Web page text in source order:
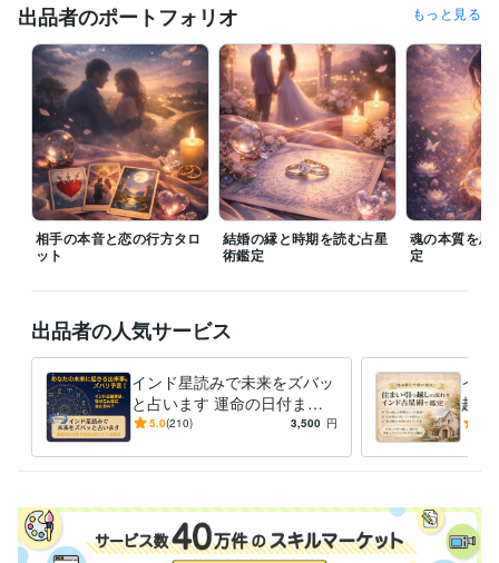
受賞歴
『復縁の教科書』サイトの占い記事を監修 「12星座×4血液型で解
読！当たる恋愛占い 相性診断大全」著 スピリチュアル記事連載（心
の整え方） 鑑定文の書き方と構成ワーク講座
資格・検定
メンタル心理カウンセラー 取得年 : 2023年
ビジネス・クリエイティブツール
STORES:2年Canva:4年
得意分野
要なメッセージをお届け インド星読みで未来をズバッと占います
出品者のポートフォリオ もっと見る
相手の本音と恋の行方タロ
ット
結婚の縁と時期を読む占星
術鑑定
魂の本質を思
定
出品者の人気サービス
インド星読みで未来をズバッ
と占います 運命の日付まで
丸見えのインド占星術☆
5.0(210) 3,500 円
イン
越し
住ま
定